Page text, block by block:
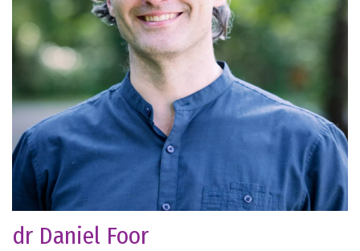
dr Daniel Foor